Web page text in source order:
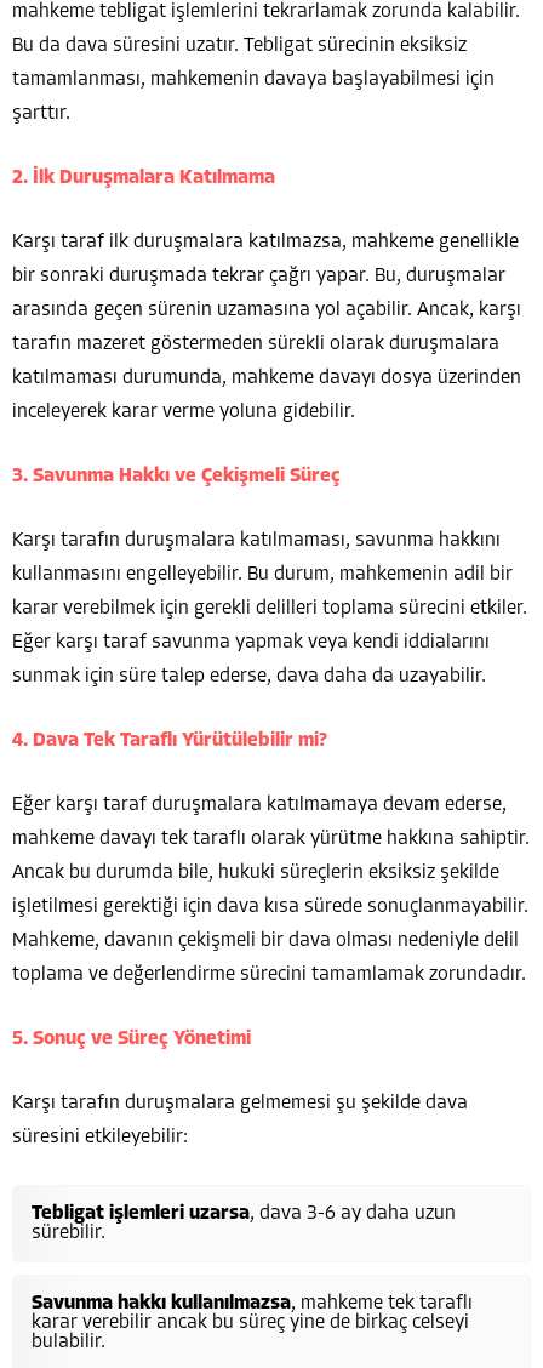
mahkeme tebligat işlemlerini tekrarlamak zorunda kalabilir.
Bu da dava süresini uzatır. Tebligat sürecinin eksiksiz
tamamlanması, mahkemenin davaya başlayabilmesi için
şarttır.
2. İlk Duruşmalara Katılmama
Karşı taraf ilk duruşmalara katılmazsa, mahkeme genellikle
bir sonraki duruşmada tekrar çağrı yapar. Bu, duruşmalar
arasında geçen sürenin uzamasına yol açabilir. Ancak, karşı
tarafın mazeret göstermeden sürekli olarak duruşmalara
katılmaması durumunda, mahkeme davayı dosya üzerinden
inceleyerek karar verme yoluna gidebilir.
3. Savunma Hakkı ve Çekişmeli Süreç
Karşı tarafın duruşmalara katılmaması, savunma hakkını
kullanmasını engelleyebilir. Bu durum, mahkemenin adil bir
karar verebilmek için gerekli delilleri toplama sürecini etkiler.
Eğer karşı taraf savunma yapmak veya kendi iddialarını
sunmak için süre talep ederse, dava daha da uzayabilir.
4. Dava Tek Taraflı Yürütülebilir mi?
Eğer karşı taraf duruşmalara katılmamaya devam ederse,
mahkeme davayı tek taraflı olarak yürütme hakkına sahiptir.
Ancak bu durumda bile, hukuki süreçlerin eksiksiz şekilde
işletilmesi gerektiği için dava kısa sürede sonuçlanmayabilir.
Mahkeme, davanın çekişmeli bir dava olması nedeniyle delil
toplama ve değerlendirme sürecini tamamlamak zorundadır.
5. Sonuç ve Süreç Yönetimi
Karşı tarafın duruşmalara gelmemesi şu şekilde dava
süresini etkileyebilir:
Tebligat işlemleri uzarsa, dava 3-6 ay daha uzun
sürebilir.
Savunma hakkı kullanılmazsa, mahkeme tek taraflı
karar verebilir ancak bu süreç yine de birkaç celseyi
bulabilir.